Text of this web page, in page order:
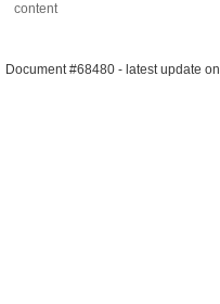
content
Document #68480 - latest update on